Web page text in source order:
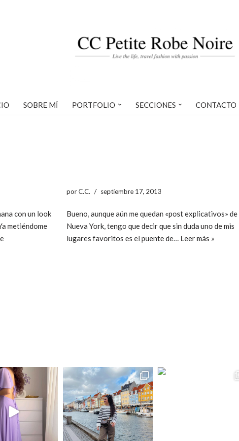
SOBRE MÍ PORTFOLIO SECCIONES CONTACTO
con un look
metiéndome
porC.C. septiembre 17, 2013
Bueno, aunque aún me quedan «post explicativos» de
Nueva York, tengo que decir que sin duda uno de mis
lugares favoritos es el puente de… Leer más »